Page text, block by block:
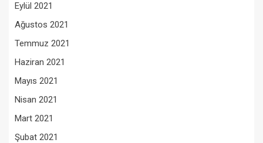
Eylül 2021
Ağustos 2021
Temmuz 2021
Haziran 2021
Mayıs 2021
Nisan 2021
Mart 2021
Şubat 2021